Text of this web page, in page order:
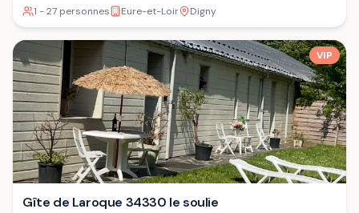
1 - 27 personnes
Eure-et-Loir Digny
VIP
Gîte de Laroque 34330 le soulie